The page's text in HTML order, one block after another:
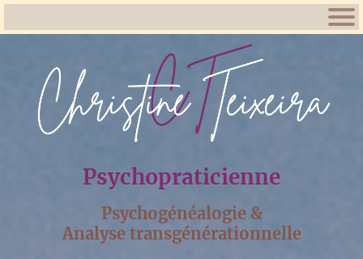
Psychopraticienne
Psychogénéalogie &
Analyse transgénérationnelle